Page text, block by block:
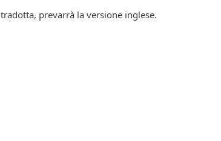
prevarrà la versione inglese.